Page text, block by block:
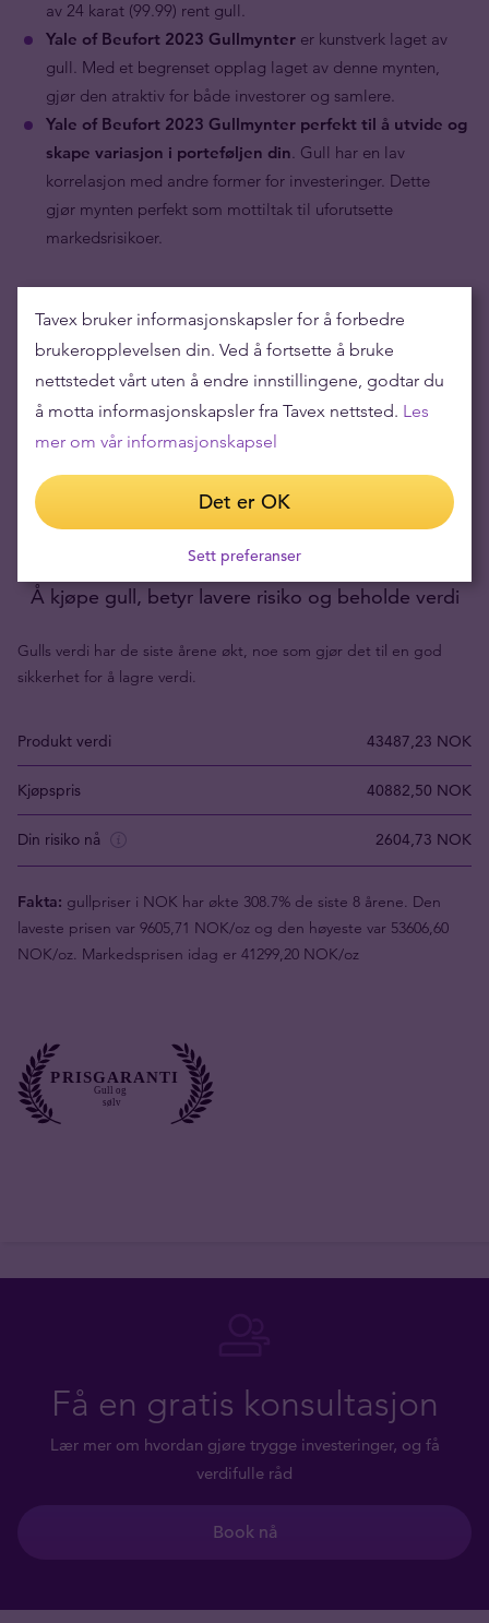
av 24 karat (99.99) rent gull.
Yale of Beufort 2023 Gullmynter er kunstverk laget av
gull. Med et begrenset opplag laget av denne mynten,
gjør den atraktiv for både investorer og samlere.
Yale of Beufort 2023 Gullmynter perfekt til å utvide og
skape variasjon i porteføljen din. Gull har en lav
korrelasjon med andre former for investeringer. Dette
gjør mynten perfekt som mottiltak til uforutsette
markedsrisikoer.
Å kjøpe gull, betyr lavere risiko og beholde verdi
Gulls verdi har de siste årene økt, noe som gjør det til en god
sikkerhet for å lagre verdi.
Produkt verdi 43487,23 NOK
Kjøpspris 40882,50 NOK
Din risiko nå 2604,73 NOK
Fakta: gullpriser i NOK har økte 308.7% de siste 8 årene. Den
laveste prisen var 9605,71 NOK/oz og den høyeste var 53606,60
NOK/oz. Markedsprisen idag er 41299,20 NOK/oz
Få en gratis konsultasjon
Lær mer om hvordan gjøre trygge investeringer, og få
verdifulle råd
Book nå
Tavex bruker informasjonskapsler for å forbedre
brukeropplevelsen din. Ved å fortsette å bruke
nettstedet vårt uten å endre innstillingene, godtar du
å motta informasjonskapsler fra Tavex nettsted. Les
mer om vår informasjonskapsel
Det er OK
Sett preferanser